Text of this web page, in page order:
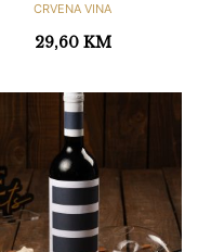
CRVENA VINA
29,60 KM